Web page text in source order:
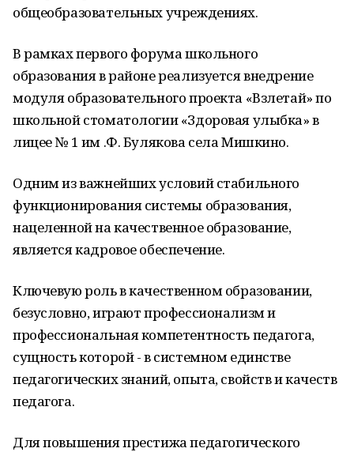
общеобразовательных учреждениях.
В рамках первого форума школьного
образования в районе реализуется внедрение
модуля образовательного проекта «Взлетай» по
школьной стоматологии «Здоровая улыбка» в
лицее № 1 им .Ф. Булякова села Мишкино.
Одним из важнейших условий стабильного
функционирования системы образования,
нацеленной на качественное образование,
является кадровое обеспечение.
Ключевую роль в качественном образовании,
безусловно, играют профессионализм и
профессиональная компетентность педагога,
сущность которой - в системном единстве
педагогических знаний, опыта, свойств и качеств
педагога.
Для повышения престижа педагогического